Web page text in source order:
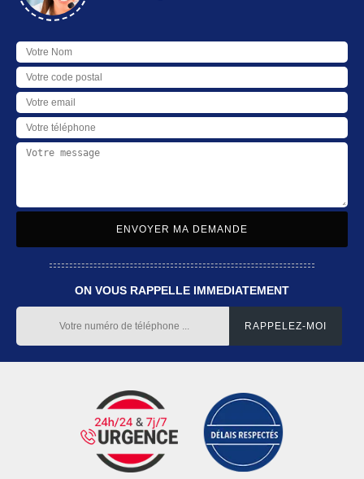
ON VOUS RAPPELLE IMMEDIATEMENT